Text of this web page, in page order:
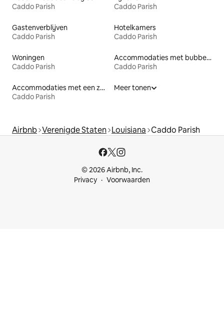
Caddo Parish
Caddo Parish
Gastenverblijven
Caddo Parish
Hotelkamers
Caddo Parish
Woningen
Caddo Parish
Accommodaties met bubbelbad
Caddo Parish
Accommodaties met een zwembad
Caddo Parish
Meer tonen
Airbnb Verenigde Staten Louisiana Caddo Parish
© 2026 Airbnb, Inc.
Privacy
Voorwaarden